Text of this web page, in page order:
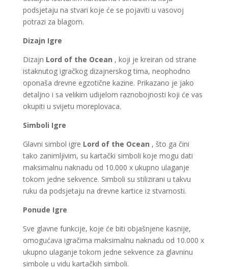
podsjetaju na stvari koje će se pojaviti u vasovoj
potrazi za blagom.
Dizajn Igre
Dizajn Lord of the Ocean , koji je kreiran od strane
istaknutog igračkog dizajnerskog tima, neophodno
oponaša drevne egzotične kazine. Prikazano je jako
detaljno i sa velikim udijelom raznobojnosti koji će vas
okupiti u svijetu moreplovaca.
Simboli Igre
Glavni simbol igre Lord of the Ocean , što ga čini
tako zanimljivim, su kartački simboli koje mogu dati
maksimalnu naknadu od 10.000 x ukupno ulaganje
tokom jedne sekvence. Simboli su stilizirani u takvu
ruku da podsjetaju na drevne kartice iz stvarnosti.
Ponude Igre
Sve glavne funkcije, koje će biti objašnjene kasnije,
omogućava igračima maksimalnu naknadu od 10.000 x
ukupno ulaganje tokom jedne sekvence za glavninu
simbole u vidu kartačkih simboli.